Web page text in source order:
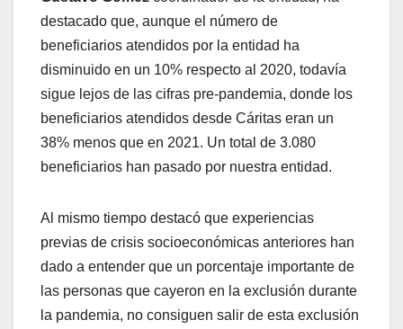
destacado que, aunque el número de
beneficiarios atendidos por la entidad ha
disminuido en un 10% respecto al 2020, todavía
sigue lejos de las cifras pre-pandemia, donde los
beneficiarios atendidos desde Cáritas eran un
38% menos que en 2021. Un total de 3.080
beneficiarios han pasado por nuestra entidad.
Al mismo tiempo destacó que experiencias
previas de crisis socioeconómicas anteriores han
dado a entender que un porcentaje importante de
las personas que cayeron en la exclusión durante
la pandemia, no consiguen salir de esta exclusión